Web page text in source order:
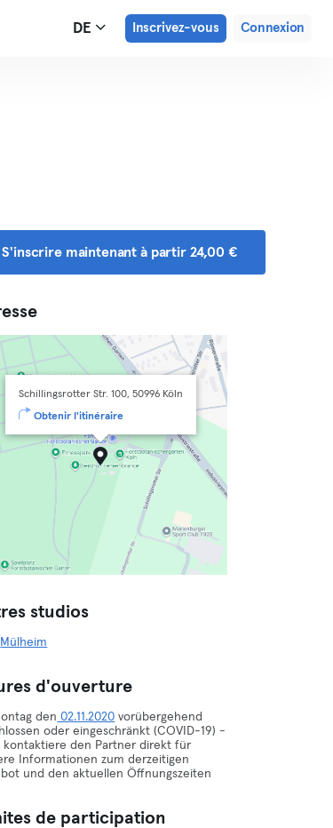
DE Inscrivez-vous Connexion
S'inscrire maintenant à partir 24,00 €
Schillingsrotter Str. 100, 50996 Köln
Obtenir l'itinéraire
studios
Mülheim
d'ouverture
den 02.11.2020 vorübergehend
oder eingeschränkt (COVID-19) -
kontaktiere den Partner direkt für
Informationen zum derzeitigen
und den aktuellen Öffnungszeiten
de participation